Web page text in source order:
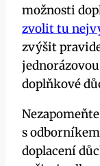
možnosti
zvolit tu
zvýšit
doplňkové
s
doplacení